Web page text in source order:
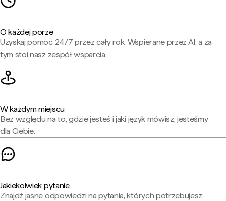
O każdej porze
Uzyskaj pomoc 24/7 przez cały rok. Wspierane przez AI, a za
tym stoi nasz zespół wsparcia.
W każdym miejscu
Bez względu na to, gdzie jesteś i jaki język mówisz, jesteśmy
dla Ciebie.
Jakiekolwiek pytanie
Znajdź jasne odpowiedzi na pytania, których potrzebujesz,